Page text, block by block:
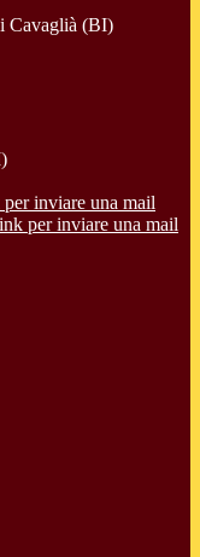
Cavaglià (BI)
inviare una mail
per inviare una mail